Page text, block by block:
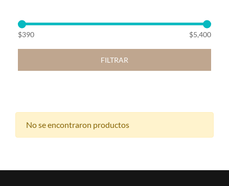
$390 $5,400
FILTRAR
No se encontraron productos